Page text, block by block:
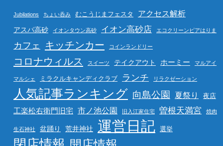
Jubilations ちょい呑み むこうじまフェスタ アクセス解析
アスパ高砂 イオンタウン高砂 イオン高砂店 エコクリーンピアはりま
カフェ キッチンカー コインランドリー
コロナウィルス スイーツ テイクアウト ホーミー マルアイ
マルシェ ミラクルキャンディクラブ ランチ リラクゼーション
人気記事ランキング 向島公園 夏祭り 夜店
工楽松右衛門旧宅 市ノ池公園 旧入江家住宅 曽根天満宮 焼肉
生石神社 盆踊り 荒井神社 運営日記 選挙